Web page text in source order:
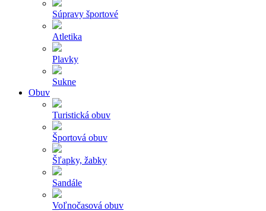
Súpravy športové
Atletika
Plavky
Sukne
Obuv
Turistická obuv
Športová obuv
Šľapky, žabky
Sandále
Voľnočasová obuv